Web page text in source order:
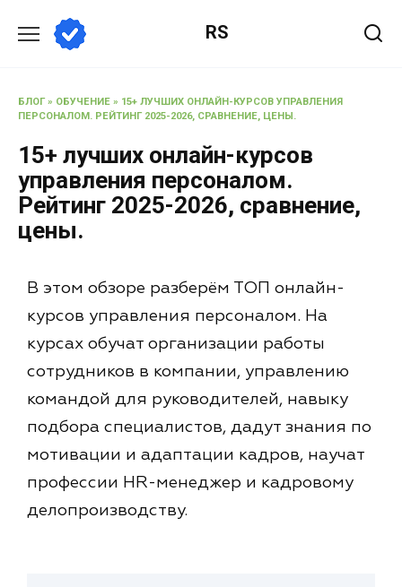
RS
БЛОГ» ОБУЧЕНИЕ » 15+ ЛУЧШИХ ОНЛАЙН-КУРСОВ УПРАВЛЕНИЯ
ПЕРСОНАЛОМ. РЕЙТИНГ 2025-2026, СРАВНЕНИЕ, ЦЕНЫ.
15+ лучших онлайн-курсов
управления персоналом.
Рейтинг 2025-2026, сравнение,
цены.
В этом обзоре разберём ТОП онлайн-
курсов управления персоналом. На
курсах обучат организации работы
сотрудников в компании, управлению
командой для руководителей, навыку
подбора специалистов, дадут знания по
мотивации и адаптации кадров, научат
профессии HR-менеджер и кадровому
делопроизводству.